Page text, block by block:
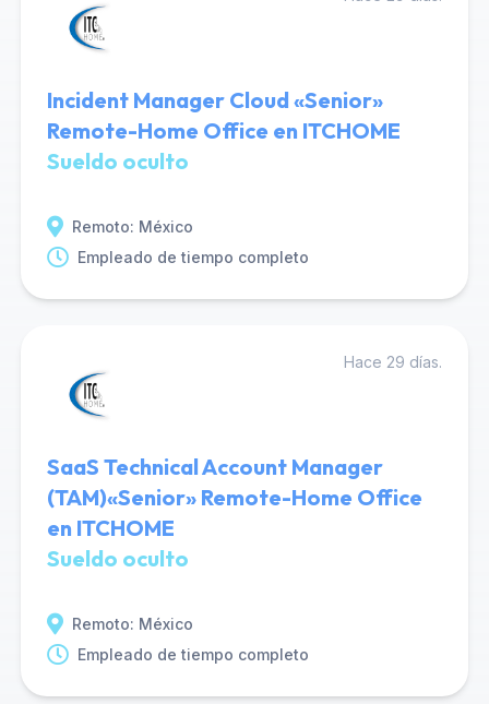
Incident Manager Cloud «Senior»
Remote-Home Office en ITCHOME
Sueldo oculto
Remoto: México
Empleado de tiempo completo
Hace 29 días.
SaaS Technical Account Manager
(TAM)«Senior» Remote-Home Office
en ITCHOME
Sueldo oculto
Remoto: México
Empleado de tiempo completo